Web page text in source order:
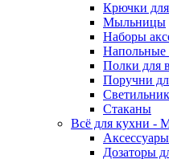
Крючки
Мыльницы
Наборы
Напольные
Полки для
Поручни
Стаканы
Всё для кухни -
Дозаторы